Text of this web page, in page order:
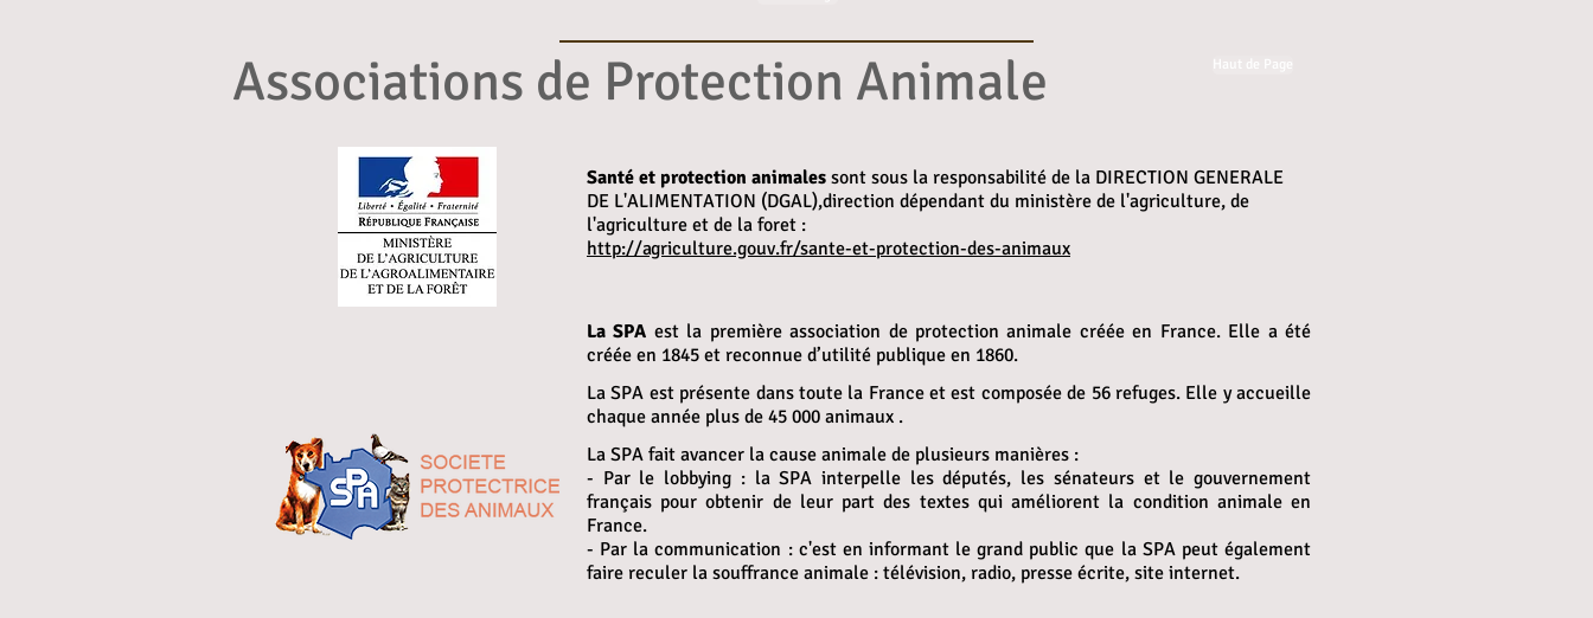
Associations de Protection Animale
Santé et protection animales sont sous la responsabilité de la DIRECTION GENERALE
DE L'ALIMENTATION (DGAL),direction dépendant du ministère de l'agriculture, de
l'agriculture et de la foret :
http://agriculture.gouv.fr/sante-et-protection-des-animaux
La SPA est la première association de protection animale créée en France. Elle a été
créée en 1845 et reconnue d’utilité publique en 1860.
La SPA est présente dans toute la France et est composée de 56 refuges. Elle y accueille
chaque année plus de 45 000 animaux .
La SPA fait avancer la cause animale de plusieurs manières :
- Par le lobbying : la SPA interpelle les députés, les sénateurs et le gouvernement
français pour obtenir de leur part des textes qui améliorent la condition animale en
France.
- Par la communication : c'est en informant le grand public que la SPA peut également
faire reculer la souffrance animale : télévision, radio, presse écrite, site internet.